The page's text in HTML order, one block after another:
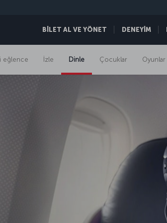
BİLET AL VE YÖNET DENEYİM
eğlence İzle Dinle Çocuklar Oyunlar